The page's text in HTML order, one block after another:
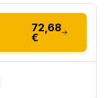
72,68
€